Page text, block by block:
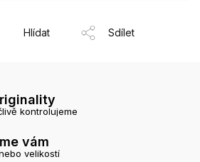
Hlídat Sdílet
kontrolujeme
vám
velikostí